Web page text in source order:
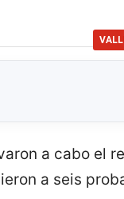
a cabo el
a seis